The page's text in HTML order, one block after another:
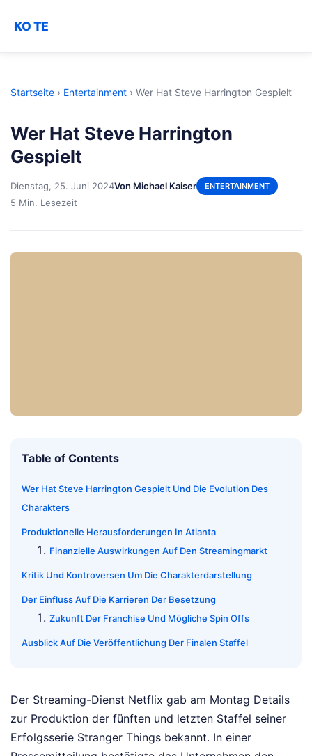
KO TE
Startseite › Entertainment › Wer Hat Steve Harrington Gespielt
Wer Hat Steve Harrington
Gespielt
Dienstag, 25. Juni 2024Von Michael Kaiser ENTERTAINMENT
5 Min. Lesezeit
Table of Contents
Wer Hat Steve Harrington Gespielt Und Die Evolution Des
Charakters
Produktionelle Herausforderungen In Atlanta
Finanzielle Auswirkungen Auf Den Streamingmarkt
Kritik Und Kontroversen Um Die Charakterdarstellung
Der Einfluss Auf Die Karrieren Der Besetzung
Zukunft Der Franchise Und Mögliche Spin Offs
Ausblick Auf Die Veröffentlichung Der Finalen Staffel
Der Streaming-Dienst Netflix gab am Montag Details
zur Produktion der fünften und letzten Staffel seiner
Erfolgsserie Stranger Things bekannt. In einer